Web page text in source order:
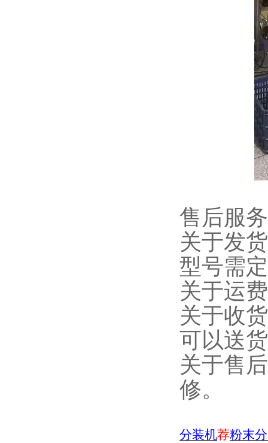
售后服
关于发
型号需
关于运
关于收
可以送
关于售
修。
分装机荐粉末